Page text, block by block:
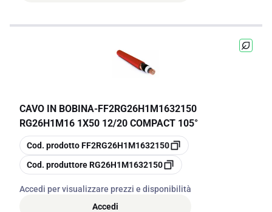
CAVO IN BOBINA-FF2RG26H1M1632150
RG26H1M16 1X50 12/20 COMPACT 105°
copia
Cod. prodottoFF2RG26H1M1632150
copia
Cod. produttoreRG26H1M1632150
Accedi per visualizzare prezzi e disponibilità
Accedi